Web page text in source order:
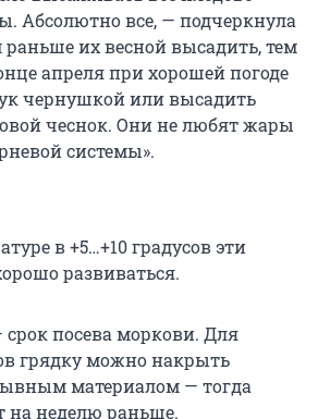
Абсолютно все, — подчеркнула
их весной высадить, тем
апреля при хорошей погоде
чернушкой или высадить
чеснок. Они не любят жары
системы».
в +5…+10 градусов эти
развиваться.
посева моркови. Для
грядку можно накрыть
материалом — тогда
на неделю раньше.